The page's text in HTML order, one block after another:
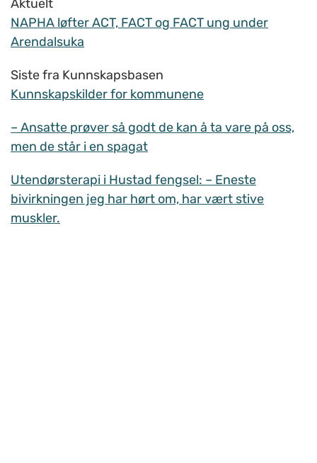
Aktuelt
NAPHA løfter ACT, FACT og FACT ung under
Arendalsuka
Siste fra Kunnskapsbasen
Kunnskapskilder for kommunene
– Ansatte prøver så godt de kan å ta vare på oss,
men de står i en spagat
Utendørsterapi i Hustad fengsel: – Eneste
bivirkningen jeg har hørt om, har vært stive
muskler.